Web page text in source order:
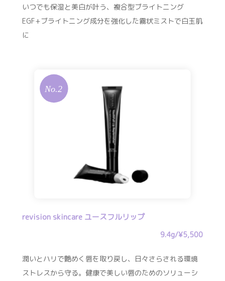
いつでも保湿と美白が叶う、複合型ブライトニング
EGF+ブライトニング成分を強化した霧状ミストで白玉肌
に
revision skincare ユースフルリップ
9.4g/¥5,500
潤いとハリで艶めく唇を取り戻し、日々さらされる環境
ストレスから守る。健康で美しい唇のためのソリューシ